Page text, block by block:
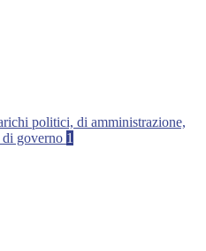
politici, di amministrazione,
governo 1